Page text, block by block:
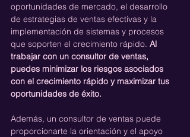
oportunidades de mercado, el desarrollo
de estrategias de ventas efectivas y la
implementación de sistemas y procesos
que soporten el crecimiento rápido. Al
trabajar con un consultor de ventas,
puedes minimizar los riesgos asociados
con el crecimiento rápido y maximizar tus
oportunidades de éxito.
Además, un consultor de ventas puede
proporcionarte la orientación y el apoyo